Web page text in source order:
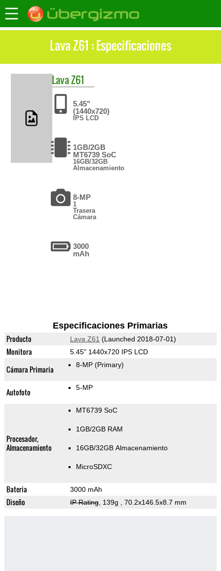
Lava Z61 : Especificaciones
LavaZ61
5.45"
(1440x720)
IPS LCD
1GB/2GB
MT6739 SoC
16GB/32GB
Almacenamiento
8-MP
1
Trasera
Cámara
3000
mAh
Especificaciones Primarias
Producto Lava Z61 (Launched 2018-07-01)
Monitora 5.45" 1440x720 IPS LCD
Cámara Primaria 8-MP (Primary)
Autofoto 5-MP
Procesador,
Almacenamiento
MT6739 SoC
1GB/2GB RAM
16GB/32GB Almacenamiento
MicroSDXC
Bateria 3000 mAh
Diseño IP Rating, 139g , 70.2x146.5x8.7 mm